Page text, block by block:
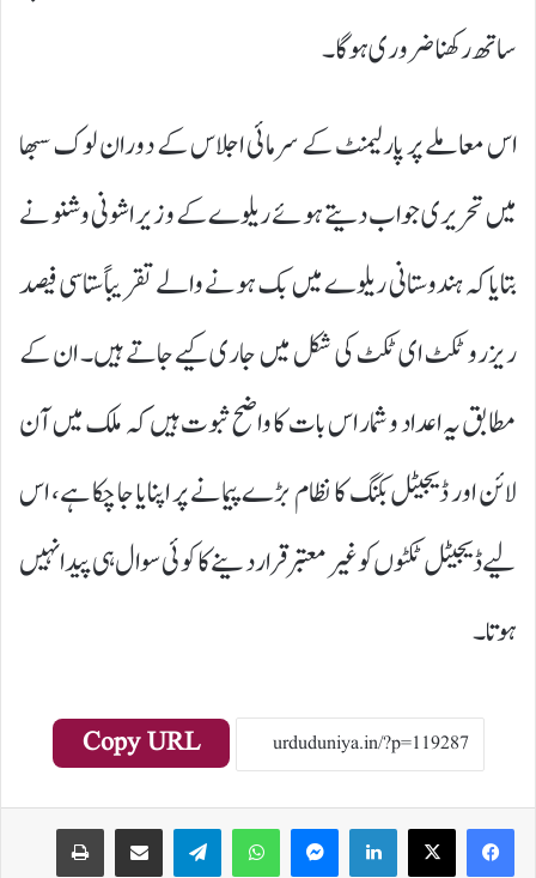
ساتھ رکھنا ضروری ہوگا۔
اس معاملے پر پارلیمنٹ کے سرمائی اجلاس کے دوران لوک سبھا
میں تحریری جواب دیتے ہوئے ریلوے کے وزیر اشونی وشنو نے
بتایا کہ ہندوستانی ریلوے میں بک ہونے والے تقریباً ستاسی فیصد
ریزرو ٹکٹ ای ٹکٹ کی شکل میں جاری کیے جاتے ہیں۔ ان کے
مطابق یہ اعداد و شمار اس بات کا واضح ثبوت ہیں کہ ملک میں آن
لائن اور ڈیجیٹل بکنگ کا نظام بڑے پیمانے پر اپنایا جا چکا ہے، اس
لیے ڈیجیٹل ٹکٹوں کو غیر معتبر قرار دینے کا کوئی سوال ہی پیدا نہیں
ہوتا۔
Copy URL
LinkedIn
WhatsApp
Telegram